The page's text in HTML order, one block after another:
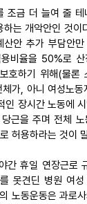
조금 더 늘여 줄 테
는 개악안인 것이
안 추가 부담안만
비율을 50%로 산
호하기 위해(물론
가, 아니 여성노동
인 장시간 노동에
근을 주며 전체
허용하라는 것이
간 휴일 연장근로
못견딘 병원 여성
노동운동은 과로